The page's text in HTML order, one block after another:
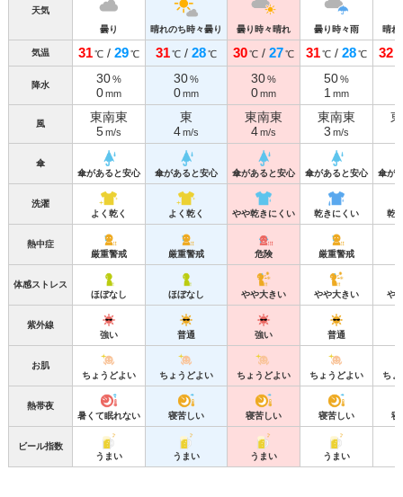
天気
曇り
晴れのち時々曇り 曇り時々晴れ 曇り時々雨 晴れ
気温 31℃/ 29℃ 31℃/ 28℃ 30℃/ 27℃ 31℃/ 28℃ 32
降水 30%
0mm
30%
0mm
30%
0mm
50%
1 mm
風
東南東
5m/s
東
4m/s
東南東
4m/s
東南東
3 m/s
傘
傘があると安心
傘があると安心 傘があると安心 傘があると安心 傘が
洗濯
よく乾く
よく乾く やや乾きにくい 乾きにくい 乾
熱中症
厳重警戒
厳重警戒 危険 厳重警戒
体感ストレス
ほぼなし
ほぼなし やや大きい やや大きい や
紫外線
強い
普通 強い 普通
お肌
ちょうどよい
ちょうどよい ちょうどよい ちょうどよい ちょ
熱帯夜
暑くて眠れない
寝苦しい 寝苦しい 寝苦しい 寝
ビール指数
うまい
うまい うまい うまい